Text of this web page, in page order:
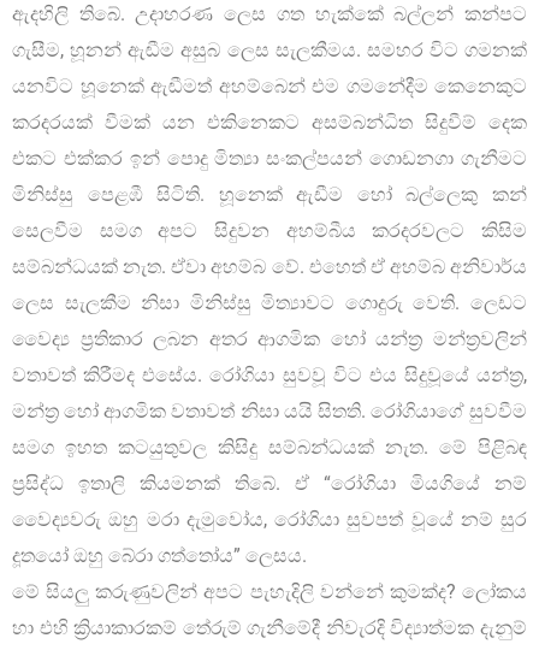
ඇදහිලි තිබේ. උදාහරණ ලෙස ගත හැක්කේ බල්ලන් කන්පට
ගැසීම, හූනන් ඇඬීම අසුබ ලෙස සැලකීමය. සමහර විට ගමනක්
යනවිට හූනෙක් ඇඬීමත් අහම්බෙන් එම ගමනේදීම කෙනෙකුට
කරදරයක් වීමක් යන එකිනෙකට අසම්බන්ධිත සිදුවීම් දෙක
එකට එක්කර ඉන් පොදු මිත්‍යා සංකල්පයන් ගොඩනගා ගැනීමට
මිනිස්සු පෙළඹී සිටිති. හූනෙක් ඇඩීම හෝ බල්ලෙකු කන්
සෙලවීම සමග අපට සිදුවන අහම්බීය කරදරවලට කිසිම
සම්බන්ධයක් නැත. ඒවා අහම්බ වේ. එහෙත් ඒ අහම්බ අනිවාර්ය
ලෙස සැලකීම නිසා මිනිස්සු මිත්‍යාවට ගොදුරු වෙති. ලෙඩට
වෛද්‍ය ප්‍රතිකාර ලබන අතර ආගමික හෝ යන්ත්‍ර මන්ත්‍රවලින්
වතාවත් කිරීමද එසේය. රෝගියා සුවවූ විට එය සිදුවූයේ යන්ත්‍ර,
මන්ත්‍ර හෝ ආගමික වතාවත් නිසා යයි සිතති. රෝගියාගේ සුවවීම
සමග ඉහත කටයුතුවල කිසිදු සම්බන්ධයක් නැත. මේ පිළිබඳ
ප්‍රසිද්ධ ඉතාලි කියමනක් තිබේ. ඒ “රෝගියා මියගියේ නම්
වෛද්‍යවරු ඔහු මරා දැමුවෝය, රෝගියා සුවපත් වූයේ නම් සුර
දූතයෝ ඔහු බේරා ගත්තෝය” ලෙසය.
මේ සියලු කරුණුවලින් අපට පැහැදිලි වන්නේ කුමක්ද? ලෝකය
හා එහි ක්‍රියාකාරකම් තේරුම් ගැනීමේදී නිවැරදි විද්‍යාත්මක දැනුම්